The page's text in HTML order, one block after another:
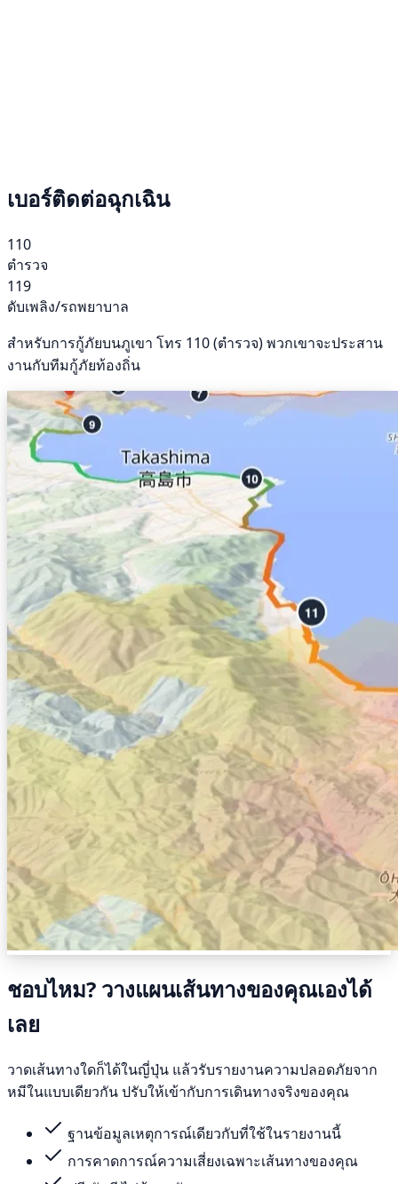
เบอร์ติดต่อฉุกเฉิน
110
ตำรวจ
119
ดับเพลิง/รถพยาบาล
สำหรับการกู้ภัยบนภูเขา โทร 110 (ตำรวจ) พวกเขาจะประสาน
งานกับทีมกู้ภัยท้องถิ่น
ชอบไหม? วางแผนเส้นทางของคุณเองได้
เลย
วาดเส้นทางใดก็ได้ในญี่ปุ่น แล้วรับรายงานความปลอดภัยจาก
หมีในแบบเดียวกัน ปรับให้เข้ากับการเดินทางจริงของคุณ
ฐานข้อมูลเหตุการณ์เดียวกับที่ใช้ในรายงานนี้
การคาดการณ์ความเสี่ยงเฉพาะเส้นทางของคุณ